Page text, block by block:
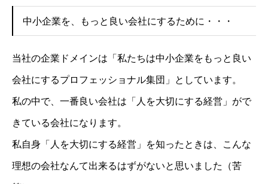
中小企業を、もっと良い会社にするために・・・
当社の企業ドメインは「私たちは中小企業をもっと良い
会社にするプロフェッショナル集団」としています。
私の中で、一番良い会社は「人を大切にする経営」がで
きている会社になります。
私自身「人を大切にする経営」を知ったときは、こんな
理想の会社なんて出来るはずがないと思いました（苦